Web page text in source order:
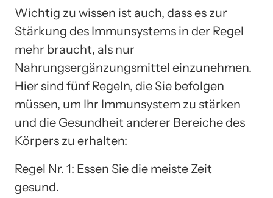
Wichtig zu wissen ist auch, dass es zur
Stärkung des Immunsystems in der Regel
mehr braucht, als nur
Nahrungsergänzungsmittel einzunehmen.
Hier sind fünf Regeln, die Sie befolgen
müssen, um Ihr Immunsystem zu stärken
und die Gesundheit anderer Bereiche des
Körpers zu erhalten:
Regel Nr. 1: Essen Sie die meiste Zeit
gesund.